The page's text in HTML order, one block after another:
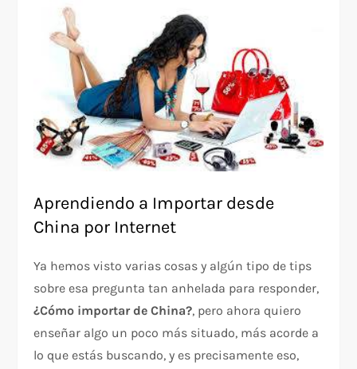
Aprendiendo a Importar desde
China por Internet
Ya hemos visto varias cosas y algún tipo de tips
sobre esa pregunta tan anhelada para responder,
¿Cómo importar de China?, pero ahora quiero
enseñar algo un poco más situado, más acorde a
lo que estás buscando, y es precisamente eso,